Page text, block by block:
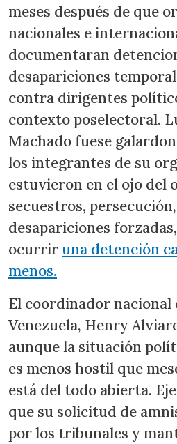
meses después de que
nacionales e
documentaran
desapariciones
contra dirigentes
contexto poselectoral.
Machado fuese
los integrantes de su
estuvieron en el ojo del
secuestros,
desapariciones
ocurriruna detención
menos.
El coordinador nacional
Venezuela, Henry
aunque la situación
es menos hostil que
está del todo abierta.
que su solicitud de
por los tribunales y